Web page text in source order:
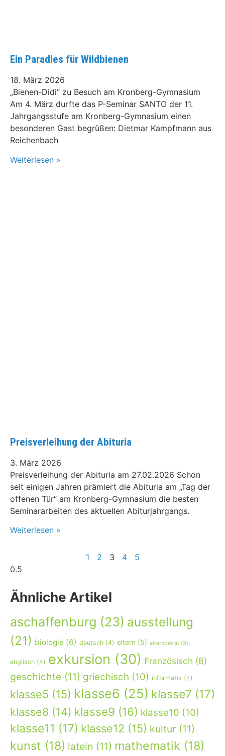
Ein Paradies für Wildbienen
18. März 2026
„Bienen-Didi“ zu Besuch am Kronberg-Gymnasium
Am 4. März durfte das P-Seminar SANTO der 11.
Jahrgangsstufe am Kronberg-Gymnasium einen
besonderen Gast begrüßen: Dietmar Kampfmann aus
Reichenbach
Weiterlesen »
Preisverleihung der Abituria
3. März 2026
Preisverleihung der Abituria am 27.02.2026 Schon
seit einigen Jahren prämiert die Abituria am „Tag der
offenen Tür“ am Kronberg-Gymnasium die besten
Seminararbeiten des aktuellen Abiturjahrgangs.
Weiterlesen »
1 2 3 4 5
Ähnliche Artikel
aschaffenburg (23) ausstellung
(21) biologie (6) deutsch (4) eltern (5) elternbeirat (3)
englisch (4) exkursion (30) Französisch (8)
geschichte (11) griechisch (10) informatik (4)
klasse5 (15) klasse6 (25) klasse7 (17)
klasse8 (14) klasse9 (16) klasse10 (10)
klasse11 (17) klasse12 (15) kultur (11)
kunst (18) latein (11) mathematik (18)